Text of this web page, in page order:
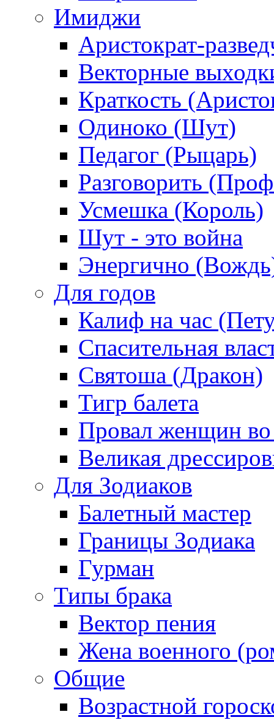
Имиджи
Аристократ-
Векторные
Краткость
Одиноко (Шут)
Педагог (Рыцарь)
Разговорить
Усмешка (Король)
Шут - это война
Энергично
Для годов
Калиф на час
Спасительная
Святоша (Дракон)
Тигр балета
Провал женщин во
Великая
Для Зодиаков
Балетный мастер
Границы Зодиака
Гурман
Типы брака
Вектор пения
Жена военного
Общие
Возрастной